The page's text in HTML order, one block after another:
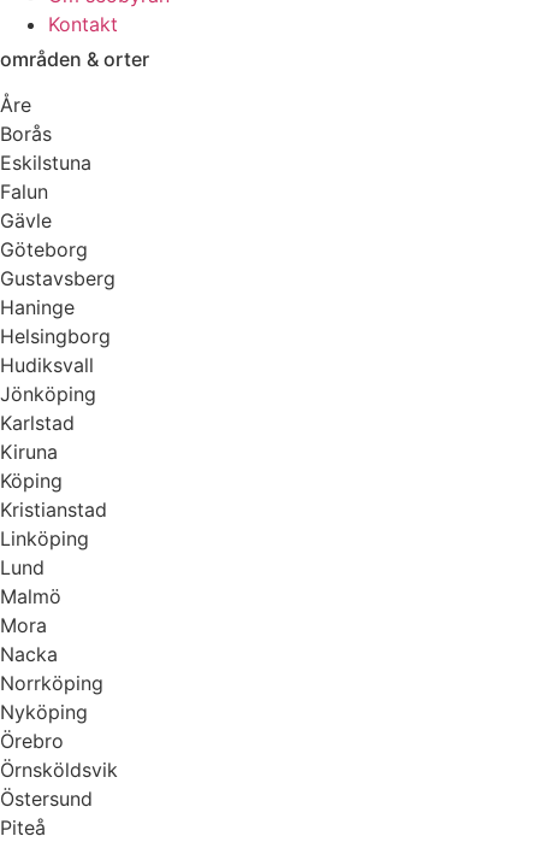
Kontakt
områden & orter
Åre
Borås
Eskilstuna
Falun
Gävle
Göteborg
Gustavsberg
Haninge
Helsingborg
Hudiksvall
Jönköping
Karlstad
Kiruna
Köping
Kristianstad
Linköping
Lund
Malmö
Mora
Nacka
Norrköping
Nyköping
Örebro
Örnsköldsvik
Östersund
Piteå